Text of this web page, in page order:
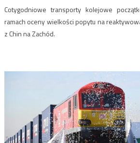
Cotygodniowe transporty kolejowe
ramach oceny wielkości popytu na
z Chin na Zachód.